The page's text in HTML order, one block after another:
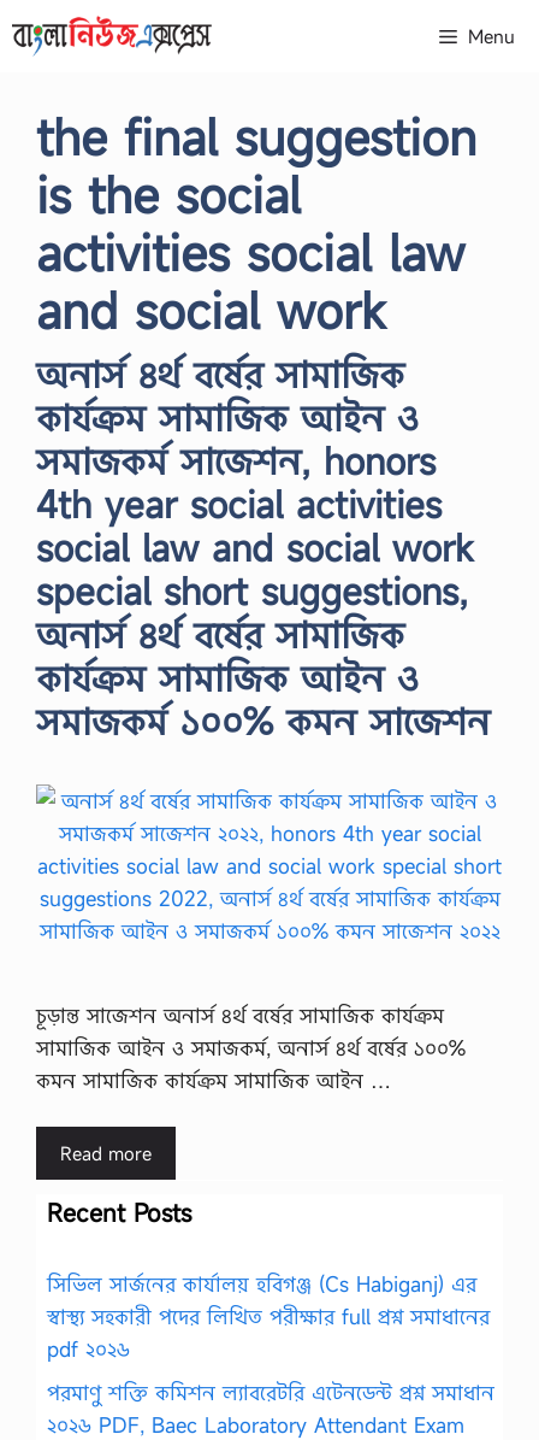
to
Menu
the final suggestion
is the social
activities social law
and social work
অনার্স ৪র্থ বর্ষের সামাজিক
কার্যক্রম সামাজিক আইন ও
সমাজকর্ম সাজেশন, honors
4th year social activities
social law and social work
special short suggestions,
অনার্স ৪র্থ বর্ষের সামাজিক
কার্যক্রম সামাজিক আইন ও
সমাজকর্ম ১০০% কমন সাজেশন
চূড়ান্ত সাজেশন অনার্স ৪র্থ বর্ষের সামাজিক কার্যক্রম
সামাজিক আইন ও সমাজকর্ম, অনার্স ৪র্থ বর্ষের ১০০%
কমন সামাজিক কার্যক্রম সামাজিক আইন …
Read more
Recent Posts
সিভিল সার্জনের কার্যালয় হবিগঞ্জ (Cs Habiganj) এর
স্বাস্থ্য সহকারী পদের লিখিত পরীক্ষার full প্রশ্ন সমাধানের
pdf ২০২৬
পরমাণু শক্তি কমিশন ল্যাবরেটরি এটেনডেন্ট প্রশ্ন সমাধান
২০২৬ PDF, Baec Laboratory Attendant Exam